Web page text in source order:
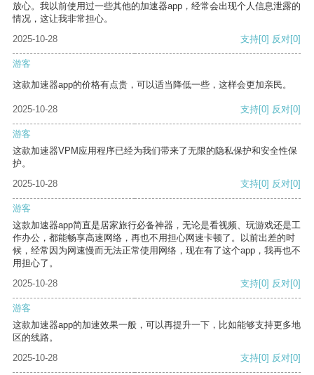
放心。我以前使用过一些其他的加速器app，经常会出现个人信息泄露的
情况，这让我非常担心。
2025-10-28
支持[0] 反对[0]
游客
这款加速器app的价格有点贵，可以适当降低一些，这样会更加亲民。
2025-10-28 支持[0] 反对[0]
游客
这款加速器VPM应用程序已经为我们带来了无限的隐私保护和安全性保
护。
2025-10-28
支持[0] 反对[0]
游客
这款加速器app简直是居家旅行必备神器，无论是看视频、玩游戏还是工
作办公，都能畅享高速网络，再也不用担心网速卡顿了。以前出差的时
候，经常因为网速慢而无法正常使用网络，现在有了这个app，我再也不
用担心了。
2025-10-28
支持[0] 反对[0]
游客
这款加速器app的加速效果一般，可以再提升一下，比如能够支持更多地
区的线路。
2025-10-28
支持[0] 反对[0]